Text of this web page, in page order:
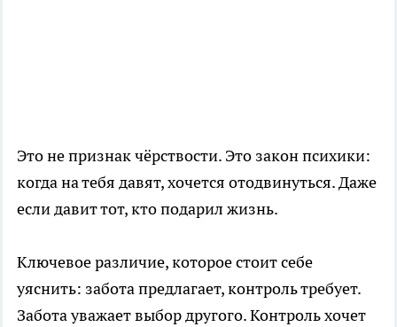
Это не признак чёрствости. Это закон психики:
когда на тебя давят, хочется отодвинуться. Даже
если давит тот, кто подарил жизнь.
Ключевое различие, которое стоит себе
уяснить: забота предлагает, контроль требует.
Забота уважает выбор другого. Контроль хочет